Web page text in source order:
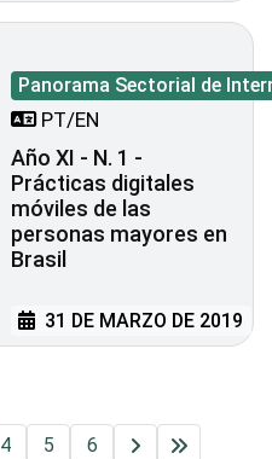
Panorama Sectorial de
PT/EN
Año XI - N. 1 -
Prácticas digitales
móviles de las
personas mayores en
Brasil
31 DE MARZO DE 2019
4 5 6